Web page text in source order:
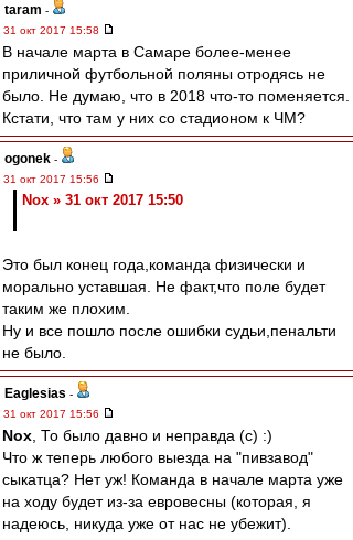
taram -
31 окт 2017 15:58
В начале марта в Самаре более-менее
приличной футбольной поляны отродясь не
было. Не думаю, что в 2018 что-то поменяется.
Кстати, что там у них со стадионом к ЧМ?
ogonek -
31 окт 2017 15:56
Nox » 31 окт 2017 15:50
Это был конец года,команда физически и
морально уставшая. Не факт,что поле будет
таким же плохим.
Ну и все пошло после ошибки судьи,пенальти
не было.
Eaglesias -
31 окт 2017 15:56
Nox , То было давно и неправда (с) :)
Что ж теперь любого выезда на "пивзавод"
сыкатца? Нет уж! Команда в начале марта уже
на ходу будет из-за евровесны (которая, я
надеюсь, никуда уже от нас не убежит).